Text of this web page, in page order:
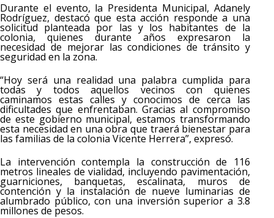
Durante el evento, la Presidenta Municipal, Adanely
Rodríguez, destacó que esta acción responde a una
solicitud planteada por las y los habitantes de la
colonia, quienes durante años expresaron la
necesidad de mejorar las condiciones de tránsito y
seguridad en la zona.
“Hoy será una realidad una palabra cumplida para
todas y todos aquellos vecinos con quienes
caminamos estas calles y conocimos de cerca las
dificultades que enfrentaban. Gracias al compromiso
de este gobierno municipal, estamos transformando
esta necesidad en una obra que traerá bienestar para
las familias de la colonia Vicente Herrera”, expresó.
La intervención contempla la construcción de 116
metros lineales de vialidad, incluyendo pavimentación,
guarniciones, banquetas, escalinata, muros de
contención y la instalación de nueve luminarias de
alumbrado público, con una inversión superior a 3.8
millones de pesos.